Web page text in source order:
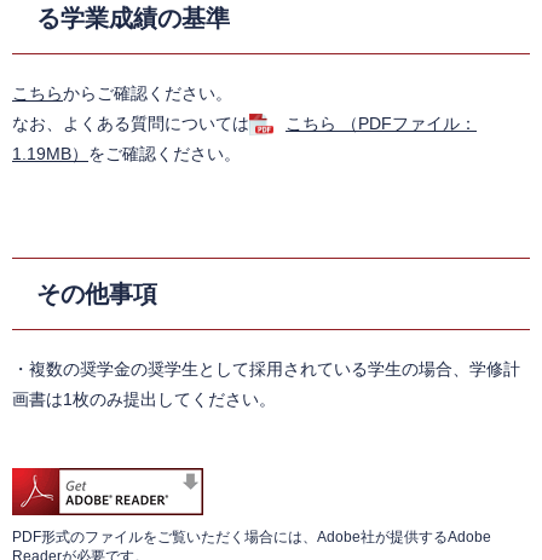
る学業成績の基準
こちらからご確認ください。
なお、よくある質問については
こちら （PDFファイル：
1.19MB） をご確認ください。
その他事項
・複数の奨学金の奨学生として採用されている学生の場合、学修計
画書は1枚のみ提出してください。
PDF形式のファイルをご覧いただく場合には、Adobe社が提供するAdobe
Readerが必要です。